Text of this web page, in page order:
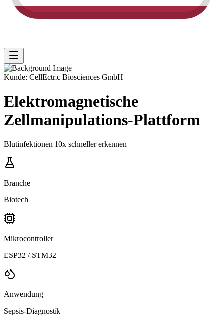
Kunde: CellEctric Biosciences GmbH
Elektromagnetische
Zellmanipulations-Plattform
Blutinfektionen 10x schneller erkennen
Branche
Biotech
Mikrocontroller
ESP32 / STM32
Anwendung
Sepsis-Diagnostik